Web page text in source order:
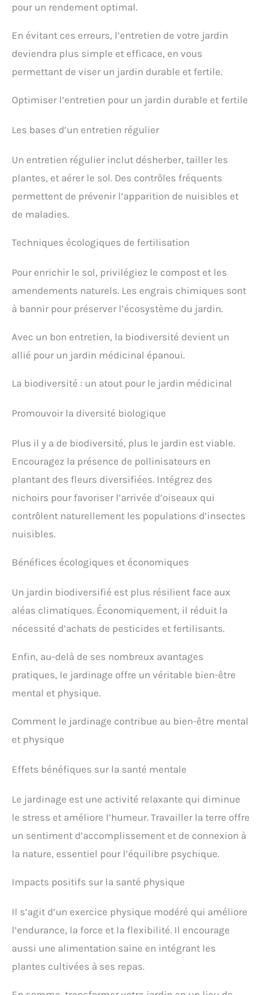
pour un rendement optimal.
En évitant ces erreurs, l’entretien de votre jardin
deviendra plus simple et efficace, en vous
permettant de viser un jardin durable et fertile.
Optimiser l’entretien pour un jardin durable et fertile
Les bases d’un entretien régulier
Un entretien régulier inclut désherber, tailler les
plantes, et aérer le sol. Des contrôles fréquents
permettent de prévenir l’apparition de nuisibles et
de maladies.
Techniques écologiques de fertilisation
Pour enrichir le sol, privilégiez le compost et les
amendements naturels. Les engrais chimiques sont
à bannir pour préserver l’écosystème du jardin.
Avec un bon entretien, la biodiversité devient un
allié pour un jardin médicinal épanoui.
La biodiversité : un atout pour le jardin médicinal
Promouvoir la diversité biologique
Plus il y a de biodiversité, plus le jardin est viable.
Encouragez la présence de pollinisateurs en
plantant des fleurs diversifiées. Intégrez des
nichoirs pour favoriser l’arrivée d’oiseaux qui
contrôlent naturellement les populations d’insectes
nuisibles.
Bénéfices écologiques et économiques
Un jardin biodiversifié est plus résilient face aux
aléas climatiques. Économiquement, il réduit la
nécessité d’achats de pesticides et fertilisants.
Enfin, au-delà de ses nombreux avantages
pratiques, le jardinage offre un véritable bien-être
mental et physique.
Comment le jardinage contribue au bien-être mental
et physique
Effets bénéfiques sur la santé mentale
Le jardinage est une activité relaxante qui diminue
le stress et améliore l’humeur. Travailler la terre offre
un sentiment d’accomplissement et de connexion à
la nature, essentiel pour l’équilibre psychique.
Impacts positifs sur la santé physique
Il s’agit d’un exercice physique modéré qui améliore
l’endurance, la force et la flexibilité. Il encourage
aussi une alimentation saine en intégrant les
plantes cultivées à ses repas.